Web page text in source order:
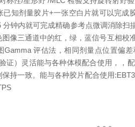
已知剂量胶片+一张空白片就可以完成
分钟内就可完成精确参考点微调消除扫
像三通道中的红，绿，蓝信号互相校
Gamma 评估法，相同剂量点位置偏
证） 灵活能与各种体模配合使用，，
保持一致。能与各种胶片配合使用